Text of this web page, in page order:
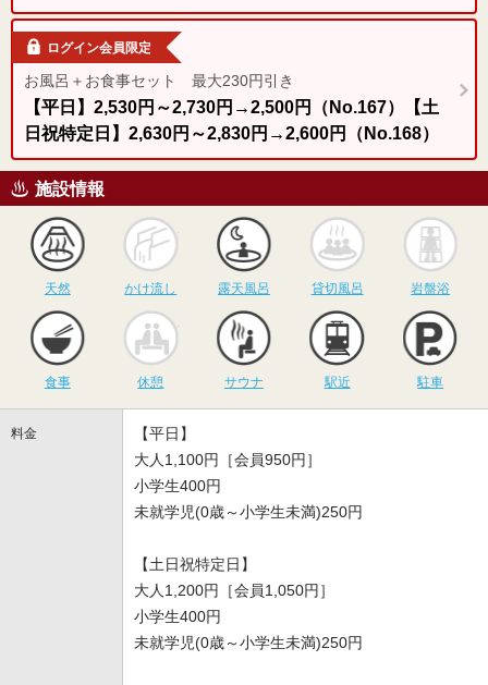
ログイン会員限定
お風呂＋お食事セット 最大230円引き
【平日】2,530円～2,730円→2,500円（No.167）【土
日祝特定日】2,630円～2,830円→2,600円（No.168）
施設情報
天然
かけ流し
かけ流し
露天風呂
露天風呂
貸切風呂
貸切風呂 岩盤浴
食事 休憩
サウナ
サウナ 駅近 駐車
料金
【平日】
大人1,100円［会員950円］
小学生400円
未就学児(0歳～小学生未満)250円
【土日祝特定日】
大人1,200円［会員1,050円］
小学生400円
未就学児(0歳～小学生未満)250円